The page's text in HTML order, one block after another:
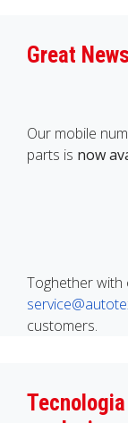
Great
Our mobile
parts is now
Toghether with
customers.